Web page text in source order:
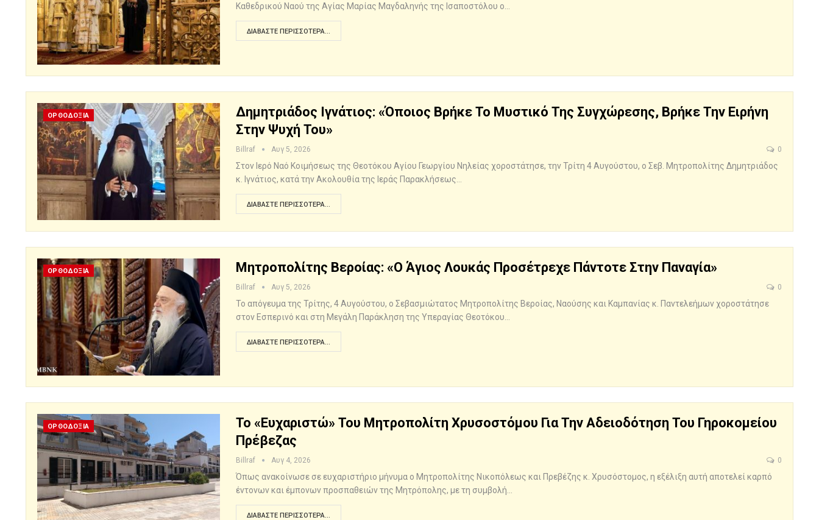
Καθεδρικού Ναού της Αγίας Μαρίας Μαγδαληνής της Ισαποστόλου ο…
ΔΙΑΒΆΣΤΕ ΠΕΡΙΣΣΌΤΕΡΑ...
ΟΡΘΟΔΟΞΙΑ
Δημητριάδος Ιγνάτιος: «Όποιος Βρήκε Το Μυστικό Της Συγχώρεσης, Βρήκε Την Ειρήνη
Στην Ψυχή Του»
Billraf Αυγ 5, 2026 0
Στον Ιερό Ναό Κοιμήσεως της Θεοτόκου Αγίου Γεωργίου Νηλείας χοροστάτησε, την Τρίτη 4 Αυγούστου, ο Σεβ. Μητροπολίτης Δημητριάδος
κ. Ιγνάτιος, κατά την Ακολουθία της Ιεράς Παρακλήσεως…
ΔΙΑΒΆΣΤΕ ΠΕΡΙΣΣΌΤΕΡΑ...
ΟΡΘΟΔΟΞΙΑ Μητροπολίτης Βεροίας: «Ο Άγιος Λουκάς Προσέτρεχε Πάντοτε Στην Παναγία»
Billraf Αυγ 5, 2026 0
Το απόγευμα της Τρίτης, 4 Αυγούστου, ο Σεβασμιώτατος Μητροπολίτης Βεροίας, Ναούσης και Καμπανίας κ. Παντελεήμων χοροστάτησε
στον Εσπερινό και στη Μεγάλη Παράκληση της Υπεραγίας Θεοτόκου…
ΔΙΑΒΆΣΤΕ ΠΕΡΙΣΣΌΤΕΡΑ...
ΟΡΘΟΔΟΞΙΑ
Το «ευχαριστώ» Του Μητροπολίτη Χρυσοστόμου Για Την Αδειοδότηση Του Γηροκομείου
Πρέβεζας
Billraf Αυγ 4, 2026 0
Όπως ανακοίνωσε σε ευχαριστήριο μήνυμα ο Μητροπολίτης Νικοπόλεως και Πρεβέζης κ. Χρυσόστομος, η εξέλιξη αυτή αποτελεί καρπό
έντονων και έμπονων προσπαθειών της Μητρόπολης, με τη συμβολή…
ΔΙΑΒΆΣΤΕ ΠΕΡΙΣΣΌΤΕΡΑ...